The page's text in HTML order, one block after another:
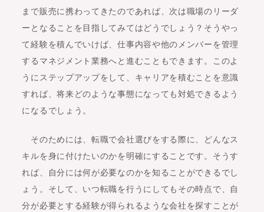
まで販売に携わってきたのであれば、次は職場のリーダ
ーとなることを目指してみてはどうでしょう？そうやっ
て経験を積んでいけば、仕事内容や他のメンバーを管理
するマネジメント業務へと進むこともできます。このよ
うにステップアップをして、キャリアを積むことを意識
すれば、将来どのような事態になっても対処できるよう
になるでしょう。
そのためには、転職で会社選びをする際に、どんなス
キルを身に付けたいのかを明確にすることです。そうす
れば、自分には何が必要なのかを知ることができるでし
ょう。そして、いつ転職を行うにしてもその時点で、自
分が必要とする経験が得られるような会社を探すことが